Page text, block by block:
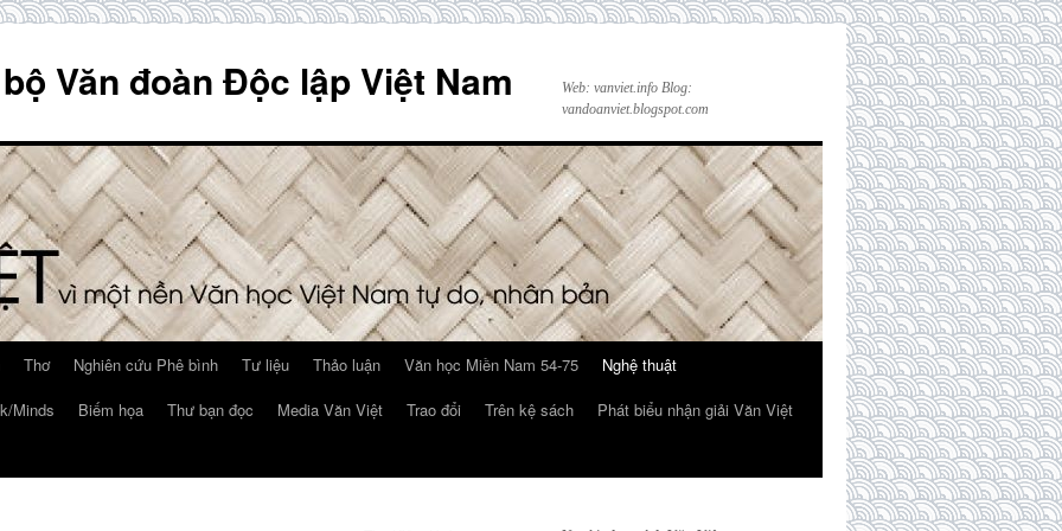
Văn đoàn Độc lập Việt Nam
Web: vanviet.info Blog:
vandoanviet.blogspot.com
Thơ Nghiên cứu Phê bình Tư liệu Thảo luận Văn học Miền Nam 54-75
Nghệ thuật
Minds Biếm họa Thư bạn đọc Media Văn Việt Trao đổi Trên kệ sách
Phát biểu nhận giải Văn Việt